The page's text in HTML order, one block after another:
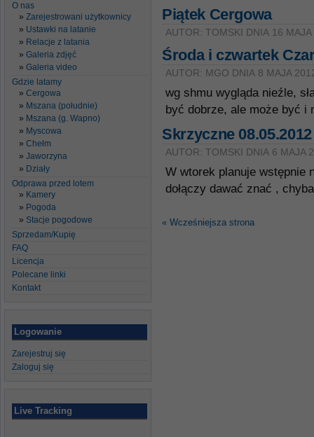
O nas
Zarejestrowani użytkownicy
Ustawki na latanie
Relacje z latania
Galeria zdjęć
Galeria video
Gdzie latamy
Cergowa
Mszana (południe)
Mszana (g. Wapno)
Myscowa
Chełm
Jaworzyna
Działy
Odprawa przed lotem
Kamery
Pogoda
Stacje pogodowe
Sprzedam/Kupię
FAQ
Licencja
Polecane linki
Kontakt
Logowanie
Zarejestruj się
Zaloguj się
Live Tracking
Piątek Cergowa
AUTOR: TOMSKI DNIA 16 MAJA
Środa i czwartek
AUTOR: MGO DNIA 8 MAJA
wg shmu wygląda nieźle,
być dobrze, ale może być i
Skrzyczne
AUTOR: TOMSKI DNIA 6 MAJA
W wtorek planuje wstępnie
dołączy dawać znać ,
« Wcześniejsza strona